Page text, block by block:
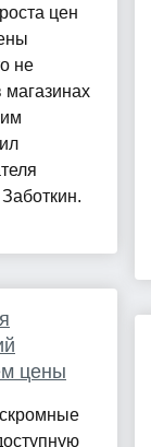
цен
не
магазинах
цены